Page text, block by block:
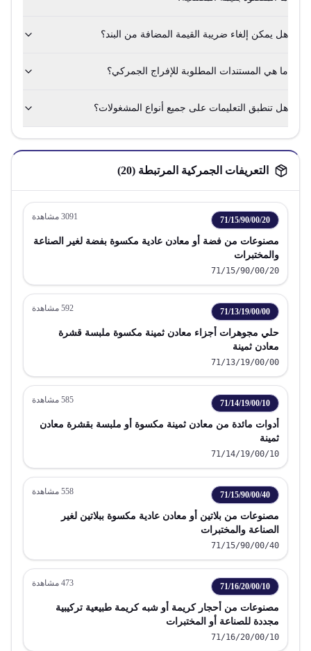
هل يمكن إلغاء ضريبة القيمة المضافة من البند؟
ما هي المستندات المطلوبة للإفراج الجمركي؟
هل تنطبق التعليمات على جميع أنواع المشغولات؟
التعريفات الجمركية المرتبطة (20
)
71/15/90/00/20
3091 مشاهدة
مصنوعات من فضة أو معادن عادية مكسوة بفضة لغير الصناعة
والمختبرات
71/15/90/00/20
71/13/19/00/00
592 مشاهدة
حلي مجوهرات أجزاء معادن ثمينة مكسوة ملبسة قشرة
معادن ثمينة
71/13/19/00/00
71/14/19/00/10
585 مشاهدة
أدوات مائدة من معادن ثمينة مكسوة أو ملبسة بقشرة معادن
ثمينة
71/14/19/00/10
71/15/90/00/40
558 مشاهدة
مصنوعات من بلاتين أو معادن عادية مكسوة ببلاتين لغير
الصناعة والمختبرات
71/15/90/00/40
71/16/20/00/10
473 مشاهدة
مصنوعات من أحجار كريمة أو شبه كريمة طبيعية تركيبية
مجددة للصناعة أو المختبرات
71/16/20/00/10